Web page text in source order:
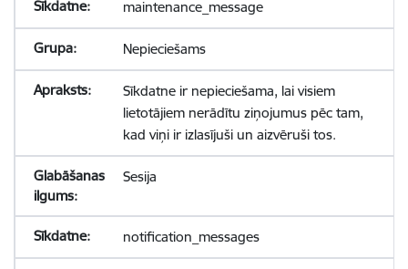
maintenance_message
Nepieciešams
Sīkdatne ir nepieciešama, lai visiem
lietotājiem nerādītu ziņojumus pēc tam,
kad viņi ir izlasījuši un aizvēruši tos.
Sesija
notification_messages